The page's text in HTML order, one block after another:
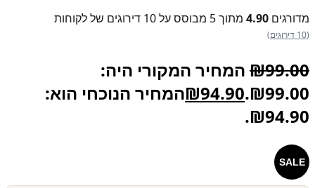
מדורגים 4.90 מתוך 5 מבוסס על 10 דירוגים של לקוחות
(10 דירוגים)
₪99.00
המחיר המקורי היה:
₪99.00.
₪94.90
המחיר הנוכחי הוא:
₪94.90.
SALE